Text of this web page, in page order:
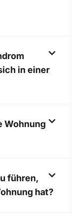
in einer
Wohnung
führen,
hat?